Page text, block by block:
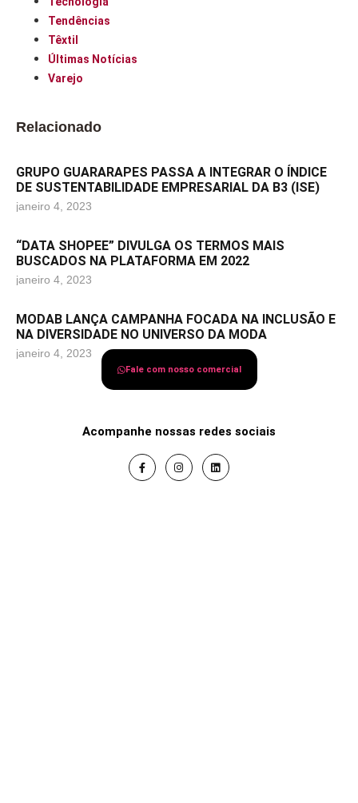
Tendências
Têxtil
Últimas Notícias
Varejo
Relacionado
GRUPO GUARARAPES PASSA A INTEGRAR O ÍNDICE
DE SUSTENTABILIDADE EMPRESARIAL DA B3 (ISE)
janeiro 4, 2023
“DATA SHOPEE” DIVULGA OS TERMOS MAIS
BUSCADOS NA PLATAFORMA EM 2022
janeiro 4, 2023
MODAB LANÇA CAMPANHA FOCADA NA INCLUSÃO E
NA DIVERSIDADE NO UNIVERSO DA MODA
janeiro 4, 2023
Fale com nosso comercial
Acompanhe nossas redes sociais